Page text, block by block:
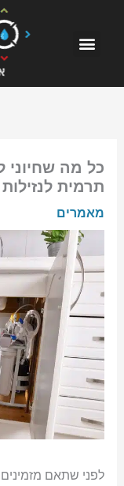
כל מה שחיוני
תרמית לנזילות
מאמרים
לפני שתאם